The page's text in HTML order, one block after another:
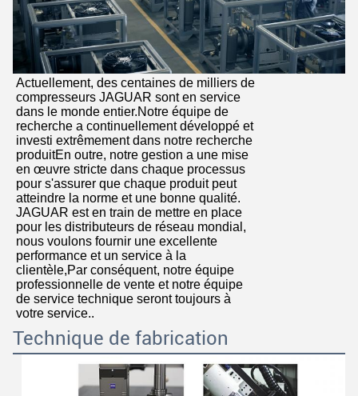
Actuellement, des centaines de milliers de
compresseurs JAGUAR sont en service
dans le monde entier.Notre équipe de
recherche a continuellement développé et
investi extrêmement dans notre recherche
produitEn outre, notre gestion a une mise
en œuvre stricte dans chaque processus
pour s'assurer que chaque produit peut
atteindre la norme et une bonne qualité.
JAGUAR est en train de mettre en place
pour les distributeurs de réseau mondial,
nous voulons fournir une excellente
performance et un service à la
clientèle,Par conséquent, notre équipe
professionnelle de vente et notre équipe
de service technique seront toujours à
votre service..
Technique de fabrication